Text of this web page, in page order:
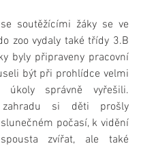
zoo vydaly také třídy 3.B
byly připraveny pracovní
být při prohlídce velmi
úkoly správně vyřešili.
zahradu si děti prošly
počasí, k vidění
zvířat, ale také